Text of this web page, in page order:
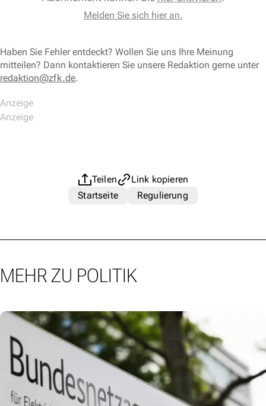
Melden Sie sich hier an.
Haben Sie Fehler entdeckt? Wollen Sie uns Ihre Meinung
mitteilen? Dann kontaktieren Sie unsere Redaktion gerne unter
redaktion@zfk.de.
Teilen
Link kopieren
Startseite
Regulierung
MEHR ZU POLITIK